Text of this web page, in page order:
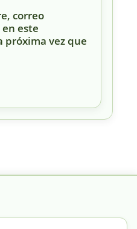
correo
este
próxima vez que